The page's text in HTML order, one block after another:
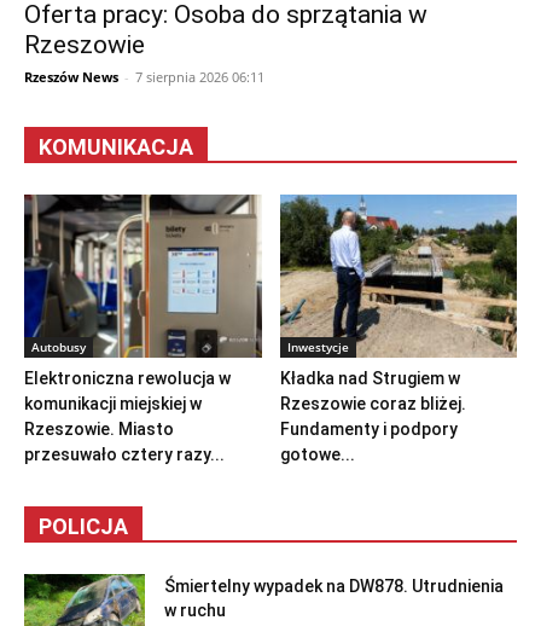
Oferta pracy: Osoba do sprzątania w
Rzeszowie
Rzeszów News - 7 sierpnia 2026 06:11
KOMUNIKACJA
Autobusy
Elektroniczna rewolucja w
komunikacji miejskiej w
Rzeszowie. Miasto
przesuwało cztery razy...
Inwestycje
Kładka nad Strugiem w
Rzeszowie coraz bliżej.
Fundamenty i podpory
gotowe...
POLICJA
Śmiertelny wypadek na DW878. Utrudnienia
w ruchu